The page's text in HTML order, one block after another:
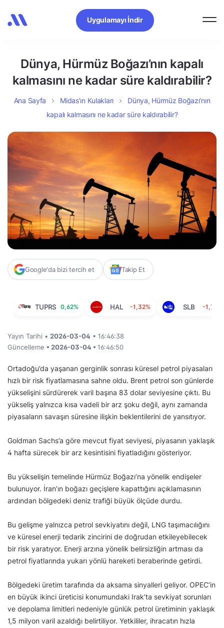
Uygulamayı İndir
Dünya, Hürmüz Boğazı’nın kapalı
kalmasını ne kadar süre kaldırabilir?
Ana Sayfa Midas’ın Kulakları
Dünya, Hürmüz Boğazı’nın
kapalı kalmasını ne kadar süre kaldırabilir?
Google'da bizi tercih et Takip Et
TUPRS 0,62% HAL -1,32% SLB -1,79%
Yayın Tarihi • 2026-03-04 • 16:46:38
Güncelleme • 2026-03-04 • 16:46:50
Ortadoğu’da yaşanan gerginlik sonrası küresel petrol piyasaları
hızlı bir risk fiyatlamasına sahne oldu. Brent petrol son günlerde
yükselişini sürdürerek varil başına 83 dolar seviyesine çıktı. Bu
yükseliş yalnızca kısa vadeli bir arz şoku değil, aynı zamanda
piyasaların savaşın süresine ilişkin beklentilerini de yansıtıyor.
Goldman Sachs’a göre mevcut fiyat seviyesi, piyasanın yaklaşık
4 hafta sürecek bir arz kesintisini fiyatladığını gösteriyor.
Bu yükselişin temelinde Hürmüz Boğazı’na yönelik endişeler
bulunuyor. İran’ın boğazı geçişlere kapattığını açıklamasının
ardından bölgedeki deniz trafiği büyük ölçüde durdu.
Bu gelişme yalnızca petrol sevkiyatını değil, LNG taşımacılığını
ve küresel enerji tedarik zincirini de doğrudan etkileyebilecek
bir risk yaratıyor. Enerji arzına yönelik belirsizliğin artması da
petrol fiyatlarında yukarı yönlü hareketi beraberinde getirdi.
Bölgedeki üretim tarafında da aksama sinyalleri geliyor. OPEC’in
en büyük ikinci üreticisi konumundaki Irak’ta sevkiyat sorunları
ve depolama limitleri nedeniyle günlük petrol üretiminin yaklaşık
1,5 milyon varil azaldığı belirtiliyor. Yetkililer, ihracatın hızla